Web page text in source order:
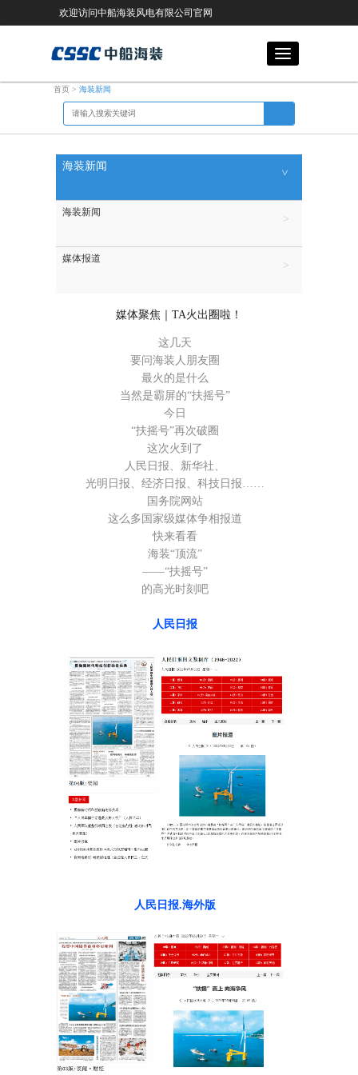
欢迎访问中船海装风电有限公司官网
首页 > 海装新闻
海装新闻
海装新闻
媒体报道
媒体聚焦｜TA火出圈啦！
这几天
要问海装人朋友圈
最火的是什么
当然是霸屏的“扶摇号”
今日
“扶摇号”再次破圈
这次火到了
人民日报、新华社、
光明日报、经济日报、科技日报……
国务院网站
这么多国家级媒体争相报道
快来看看
海装“顶流”
——“扶摇号”
的高光时刻吧
人民日报
人民日报.海外版